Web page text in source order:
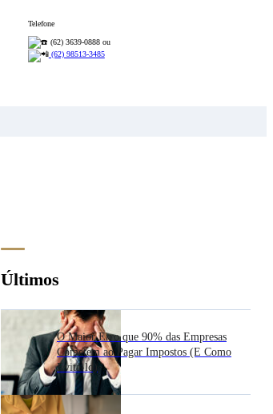
Telefone
(62) 3639-0888 ou
(62) 98513-3485
Últimos
O Maior Erro que 90% das Empresas
Cometem ao Pagar Impostos (E Como
Evitá-lo)